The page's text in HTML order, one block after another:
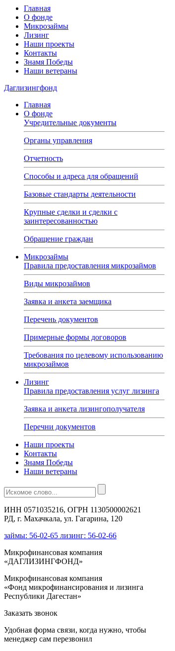
Главная
О фонде
Микрозаймы
Лизинг
Наши проекты
Контакты
Знамя Победы
Наши ветераны
Даглизингфонд
Главная
О фонде
Учредительные документы
Органы управления
Отчетность
Способы и адреса для обращений
Базовые стандарты деятельности
Крупные сделки и сделки с
заинтересованностью
Обращение граждан
Микрозаймы
Правила предоставления микрозаймов
Виды микрозаймов
Заявка и анкета заемщика
Перечень документов
Примерные формы договоров
Требования по целевому использованию
микрозаймов
Лизинг
Правила предоставления услуг лизинга
Заявка и анкета лизингополучателя
Перечни документов
Наши проекты
Контакты
Знамя Победы
Наши ветераны
ИНН 0571035216, ОГРН 1130500002621
РД, г. Махачкала, ул. Гагарина, 120
займы: 56-02-65 лизинг: 56-02-66
Микрофинансовая компания
«ДАГЛИЗИНГФОНД»
Микрофинансовая компания
«Фонд микрофинансирования и лизинга
Республики Дагестан»
Заказать звонок
Удобная форма связи, когда нужно, чтобы
менеджер сам перезвонил